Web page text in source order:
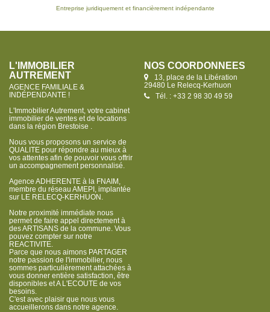
Entreprise juridiquement et financièrement indépendante
L'IMMOBILIER
AUTREMENT
AGENCE FAMILIALE &
INDÉPENDANTE !
L'Immobilier Autrement, votre cabinet
immobilier de ventes et de locations
dans la région Brestoise .
Nous vous proposons un service de
QUALITE pour répondre au mieux à
vos attentes afin de pouvoir vous offrir
un accompagnement personnalisé.
Agence ADHERENTE à la FNAIM,
membre du réseau AMEPI, implantée
sur LE RELECQ-KERHUON.
Notre proximité immédiate nous
permet de faire appel directement à
des ARTISANS de la commune. Vous
pouvez compter sur notre
REACTIVITE.
Parce que nous aimons PARTAGER
notre passion de l'immobilier, nous
sommes particulièrement attachées à
vous donner entière satisfaction, être
disponibles et A L'ECOUTE de vos
besoins.
C'est avec plaisir que nous vous
accueillerons dans notre agence.
NOS COORDONNÉES
13, place de la Libération
29480 Le Relecq-Kerhuon
Tél. : +33 2 98 30 49 59